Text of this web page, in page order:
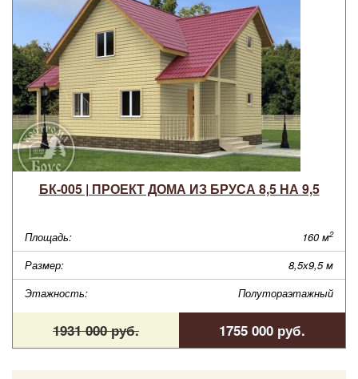
БК-005 | ПРОЕКТ ДОМА ИЗ БРУСА 8,5 НА 9,5
Площадь: 160 м2
Размер:
8,5х9,5 м
Этажность:
Полутораэтажный
1931 000 руб. 1755 000 руб.